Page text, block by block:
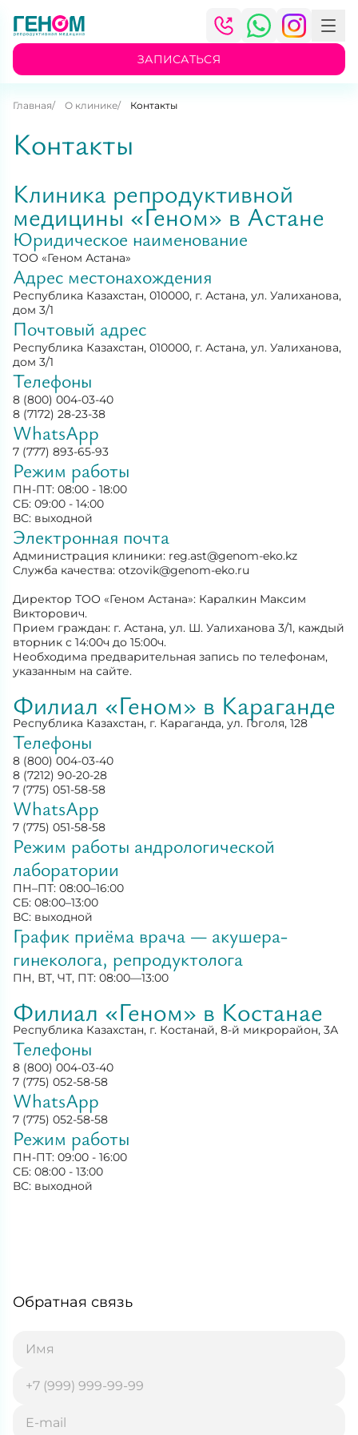
ЗАПИСАТЬСЯ
Главная О клинике Контакты
Контакты
Клиника репродуктивной
медицины «Геном» в Астане
Юридическое наименование
ТОО «Геном Астана»
Адрес местонахождения
Республика Казахстан, 010000, г. Астана, ул. Уалиханова,
дом 3/1
Почтовый адрес
Республика Казахстан, 010000, г. Астана, ул. Уалиханова,
дом 3/1
Телефоны
8 (800) 004-03-40
8 (7172) 28-23-38
WhatsApp
7 (777) 893-65-93
Режим работы
ПН-ПТ: 08:00 - 18:00
СБ: 09:00 - 14:00
ВС: выходной
Электронная почта
Администрация клиники: reg.ast@genom-eko.kz
Служба качества: otzovik@genom-eko.ru
Директор ТОО «Геном Астана»: Каралкин Максим
Викторович.
Прием граждан: г. Астана, ул. Ш. Уалиханова 3/1, каждый
вторник с 14:00ч до 15:00ч.
Необходима предварительная запись по телефонам,
указанным на сайте.
Филиал «Геном» в Караганде
Республика Казахстан, г. Караганда, ул. Гоголя, 128
Телефоны
8 (800) 004-03-40
8 (7212) 90-20-28
7 (775) 051-58-58
WhatsApp
7 (775) 051-58-58
Режим работы андрологической
лаборатории
ПН–ПТ: 08:00–16:00
СБ: 08:00–13:00
ВС: выходной
График приёма врача — акушера-
гинеколога, репродуктолога
ПН, ВТ, ЧТ, ПТ: 08:00—13:00
Филиал «Геном» в Костанае
Республика Казахстан, г. Костанай, 8-й микрорайон, 3А
Телефоны
8 (800) 004-03-40
7 (775) 052-58-58
WhatsApp
7 (775) 052-58-58
Режим работы
ПН-ПТ: 09:00 - 16:00
СБ: 08:00 - 13:00
ВС: выходной
Обратная связь